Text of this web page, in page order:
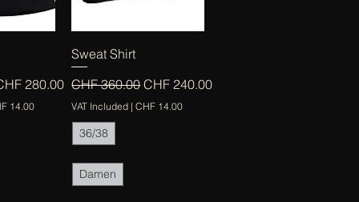
Price
280.00
14.00
Quick View
Sweat Shirt
Regular Price
CHF 360.00Sale Price
CHF 240.00
VAT Included |CHF 14.00
36/38
Damen